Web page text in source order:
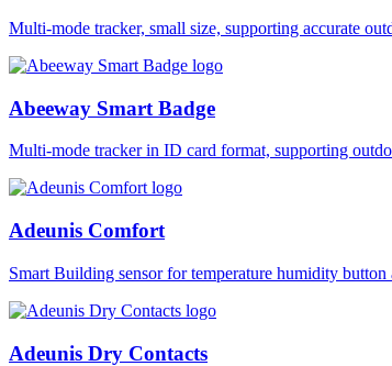
Multi-mode tracker, small size, supporting accurate
Abeeway Smart Badge
Multi-mode tracker in ID card format, supporting
Adeunis Comfort
Smart Building sensor for temperature humidity
Adeunis Dry Contacts